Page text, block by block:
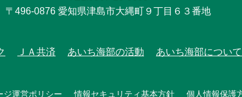
〒496-0876 愛知県津島市大縄町９丁目６３番地
ＪＡ共済 あいち海部の活動 あいち海部について
ジ運営ポリシー 情報セキュリティ基本方針 個人情報保護